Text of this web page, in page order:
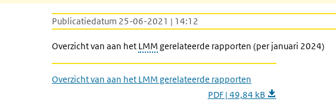
Publicatiedatum 25-06-2021 | 14:12
Overzicht van aan het LMM gerelateerde rapporten (per januari 2024)
Overzicht van aan het LMM gerelateerde rapporten
PDF | 49,84 kB